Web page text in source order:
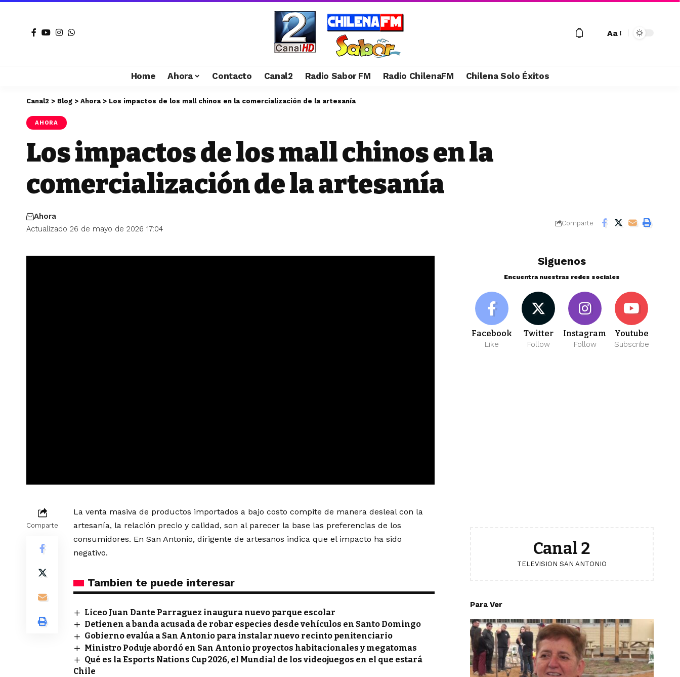
Aa
Home Ahora Contacto Canal2 Radio Sabor FM Radio ChilenaFM Chilena Solo Éxitos
Canal2 > Blog > Ahora > Los impactos de los mall chinos en la comercialización de la artesanía
AHORA
Los impactos de los mall chinos en la
comercialización de la artesanía
Actualizado 26 de mayo de 2026 17:04
Ahora
Comparte
Comparte
La venta masiva de productos importados a bajo costo compite de manera desleal con la
artesanía, la relación precio y calidad, son al parecer la base las preferencias de los
consumidores. En San Antonio, dirigente de artesanos indica que el impacto ha sido
negativo.
Tambien te puede interesar
Liceo Juan Dante Parraguez inaugura nuevo parque escolar
Detienen a banda acusada de robar especies desde vehículos en Santo Domingo
Gobierno evalúa a San Antonio para instalar nuevo recinto penitenciario
Ministro Poduje abordó en San Antonio proyectos habitacionales y megatomas
Qué es la Esports Nations Cup 2026, el Mundial de los videojuegos en el que estará
Chile
Siguenos
Encuentra nuestras redes sociales
Facebook
Like
Twitter
Follow
Instagram
Follow
Youtube
Subscribe
Canal 2
TELEVISION SAN ANTONIO
Para Ver